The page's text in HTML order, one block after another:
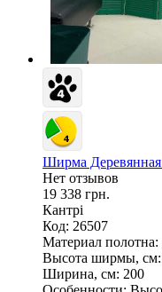
Ширма Деревянная
Нет отзывов
19 338 грн.
Кантрі
Код: 26507
Материал полотна:
Высота ширмы, см:
Ширина, см: 200